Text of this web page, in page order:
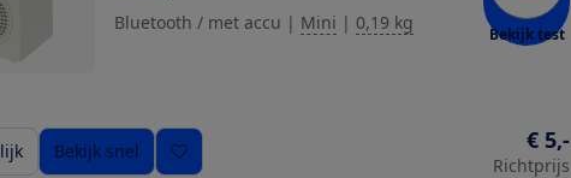
Bluetooth / met accu | Mini | 0,19 kg
Bekijk test
Bekijk snel € 5,-
Richtprijs